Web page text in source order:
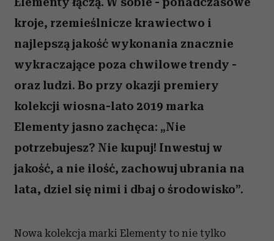
kroje, rzemieślnicze krawiectwo i
najlepszą jakość wykonania znacznie
wykraczające poza chwilowe trendy -
oraz ludzi. Bo przy okazji premiery
kolekcji wiosna-lato 2019 marka
Elementy jasno zachęca: „Nie
potrzebujesz? Nie kupuj! Inwestuj w
jakość, a nie ilość, zachowuj ubrania na
lata, dziel się nimi i dbaj o środowisko”.
Nowa kolekcja marki Elementy to nie tylko